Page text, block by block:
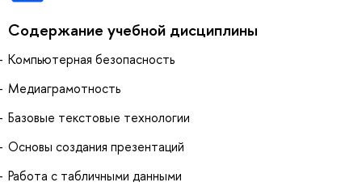
Содержание учебной дисциплины
Компьютерная безопасность
Медиаграмотность
Базовые текстовые технологии
Основы создания презентаций
Работа с табличными данными